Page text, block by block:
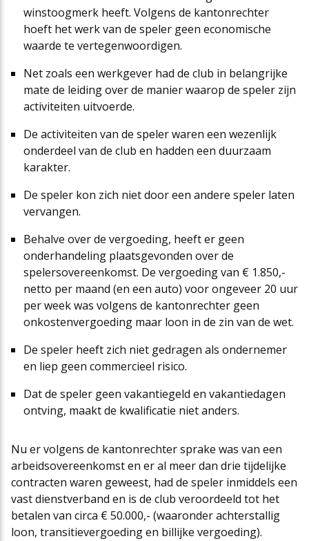
winstoogmerk heeft. Volgens de kantonrechter
hoeft het werk van de speler geen economische
waarde te vertegenwoordigen.
Net zoals een werkgever had de club in belangrijke
mate de leiding over de manier waarop de speler zijn
activiteiten uitvoerde.
De activiteiten van de speler waren een wezenlijk
onderdeel van de club en hadden een duurzaam
karakter.
De speler kon zich niet door een andere speler laten
vervangen.
Behalve over de vergoeding, heeft er geen
onderhandeling plaatsgevonden over de
spelersovereenkomst. De vergoeding van € 1.850,-
netto per maand (en een auto) voor ongeveer 20 uur
per week was volgens de kantonrechter geen
onkostenvergoeding maar loon in de zin van de wet.
De speler heeft zich niet gedragen als ondernemer
en liep geen commercieel risico.
Dat de speler geen vakantiegeld en vakantiedagen
ontving, maakt de kwalificatie niet anders.
Nu er volgens de kantonrechter sprake was van een
arbeidsovereenkomst en er al meer dan drie tijdelijke
contracten waren geweest, had de speler inmiddels een
vast dienstverband en is de club veroordeeld tot het
betalen van circa € 50.000,- (waaronder achterstallig
loon, transitievergoeding en billijke vergoeding).